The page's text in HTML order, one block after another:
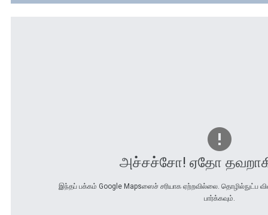
அச்சச்சோ! ஏதோ
இந்தப் பக்கம் Google Mapsஸைச் சரியாக ஏற்றவில்லை. தொழில்நுட்ப
பார்க்கவும்.